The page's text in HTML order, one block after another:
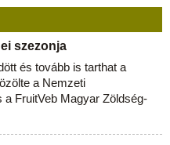
szezonja
és tovább is tarthat a
a Nemzeti
FruitVeb Magyar Zöldség-